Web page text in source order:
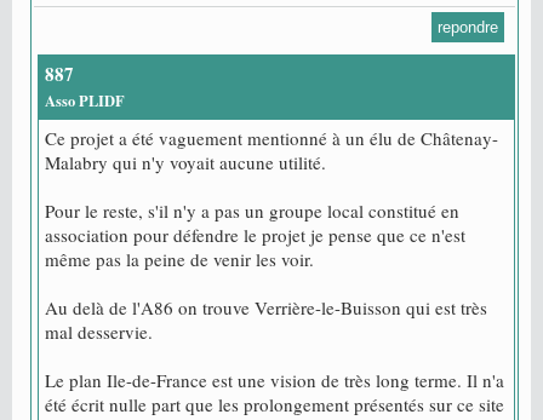
repondre
887
Asso PLIDF
Ce projet a été vaguement mentionné à un élu de Châtenay-
Malabry qui n'y voyait aucune utilité.
Pour le reste, s'il n'y a pas un groupe local constitué en
association pour défendre le projet je pense que ce n'est
même pas la peine de venir les voir.
Au delà de l'A86 on trouve Verrière-le-Buisson qui est très
mal desservie.
Le plan Ile-de-France est une vision de très long terme. Il n'a
été écrit nulle part que les prolongement présentés sur ce site